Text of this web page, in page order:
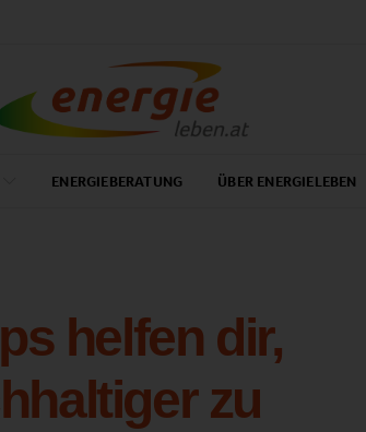
ENERGIEBERATUNG ÜBER ENERGIELEBEN
helfen dir,
zu